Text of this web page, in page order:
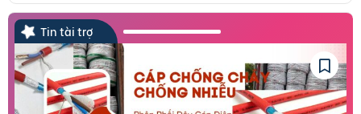
Tin tài trợ